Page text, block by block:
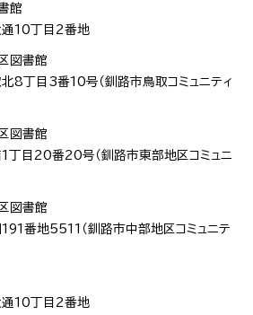
館
10丁目2番地
図書館
8丁目3番10号（釧路市鳥取コミュニティ
図書館
目20番20号（釧路市東部地区コミュニ
図書館
番地5511（釧路市中部地区コミュニテ
10丁目2番地